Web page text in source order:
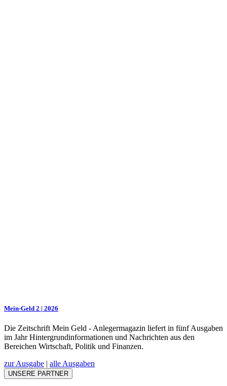
Mein-Geld 2 | 2026
Die Zeitschrift Mein Geld - Anlegermagazin liefert in fünf Ausgaben
im Jahr Hintergrundinformationen und Nachrichten aus den
Bereichen Wirtschaft, Politik und Finanzen.
zur Ausgabe | alle Ausgaben
UNSERE PARTNER